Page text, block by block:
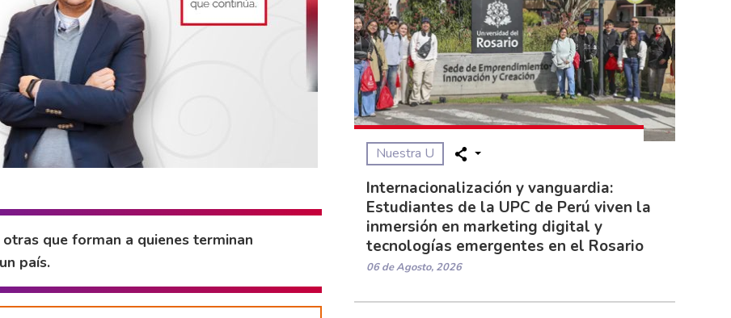
que forman a quienes terminan
país.
Nuestra U
Internacionalización y vanguardia:
Estudiantes de la UPC de Perú viven la
inmersión en marketing digital y
tecnologías emergentes en el Rosario
06 de Agosto, 2026